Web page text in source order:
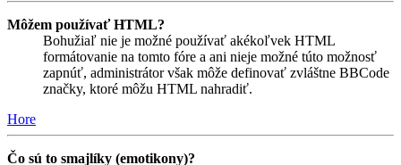
Môžem používať HTML?
Bohužiaľ nie je možné používať akékoľvek HTML
formátovanie na tomto fóre a ani nieje možné túto možnosť
zapnúť, administrátor však môže definovať zvláštne BBCode
značky, ktoré môžu HTML nahradiť.
Hore
Čo sú to smajlíky (emotikony)?